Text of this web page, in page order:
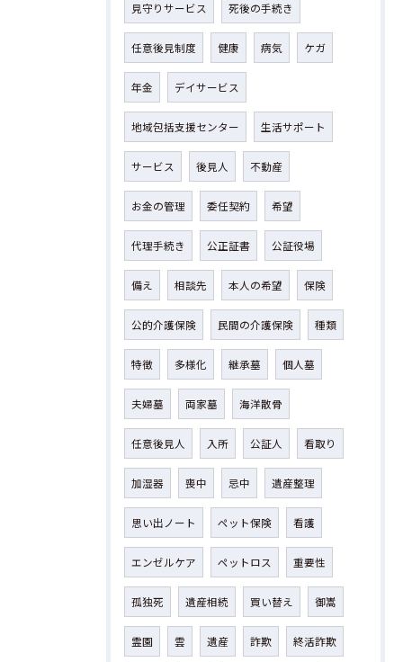
見守りサービス 死後の手続き
任意後見制度 健康 病気 ケガ
年金 デイサービス
地域包括支援センター 生活サポート
サービス 後見人 不動産
お金の管理 委任契約 希望
代理手続き 公正証書 公証役場
備え 相談先 本人の希望 保険
公的介護保険 民間の介護保険 種類
特徴 多様化 継承墓 個人墓
夫婦墓 両家墓 海洋散骨
任意後見人 入所 公証人 看取り
加湿器 喪中 忌中 遺産整理
思い出ノート ペット保険 看護
エンゼルケア ペットロス 重要性
孤独死 遺産相続 買い替え 御嵩
霊園 雲 遺産 詐欺 終活詐欺